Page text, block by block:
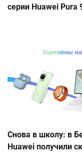
серии Huawei Pura
Снова в школу: в
Huawei получили